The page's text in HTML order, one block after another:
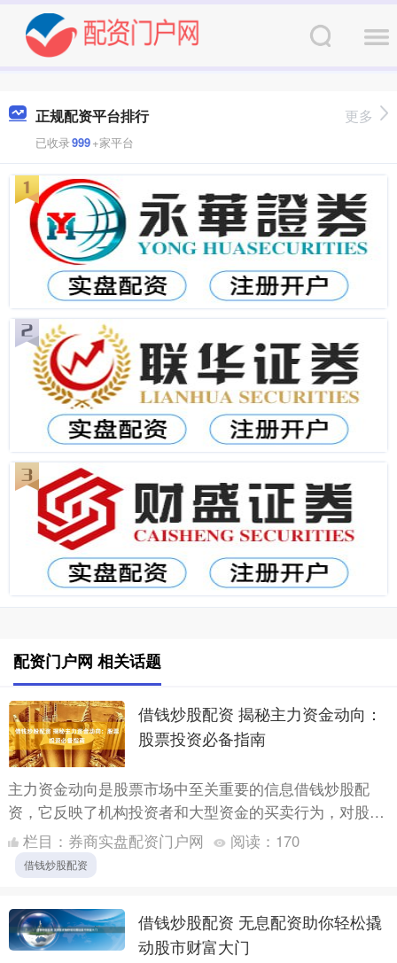
正规配资平台排行
已收录999+家平台
更多
配资门户网 相关话题
借钱炒股配资 揭秘主力资金动向：
股票投资必备指南
主力资金动向是股票市场中至关重要的信息借钱炒股配
资，它反映了机构投资者和大型资金的买卖行为，对股价
走势有着显著影响。掌握主力资金动向，可以帮助投资者
做出更明智的....
栏目： 券商实盘配资门户网 阅读： 170
借钱炒股配资
借钱炒股配资 无息配资助你轻松撬
动股市财富大门